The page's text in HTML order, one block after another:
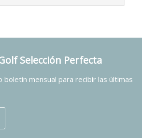
Selección Perfecta
boletín mensual para recibir las últimas